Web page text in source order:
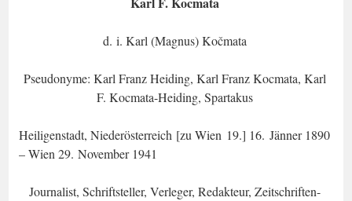
d. i. Karl (Magnus) Kočmata
Pseudonyme: Karl Franz Heiding, Karl Franz Kocmata, Karl
F. Kocmata-Heiding, Spartakus
Heiligenstadt, Niederösterreich [zu Wien 19.] 16. Jänner 1890
– Wien 29. November 1941
Journalist, Schriftsteller, Verleger, Redakteur, Zeitschriften-